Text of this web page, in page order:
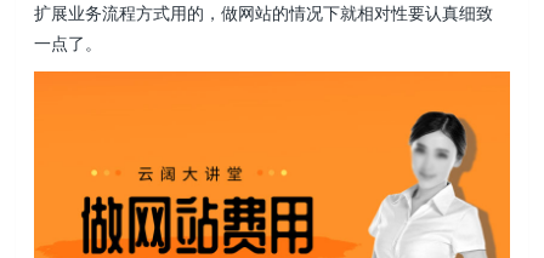
扩展业务流程方式用的，做网站的情况下就相对性要认真细致
一点了。